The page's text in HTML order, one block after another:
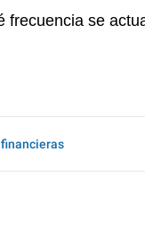
frecuencia se